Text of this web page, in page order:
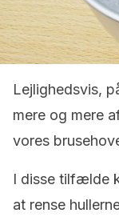
Lejlighedsvis,
mere og mere
vores
I disse tilfælde
at rense